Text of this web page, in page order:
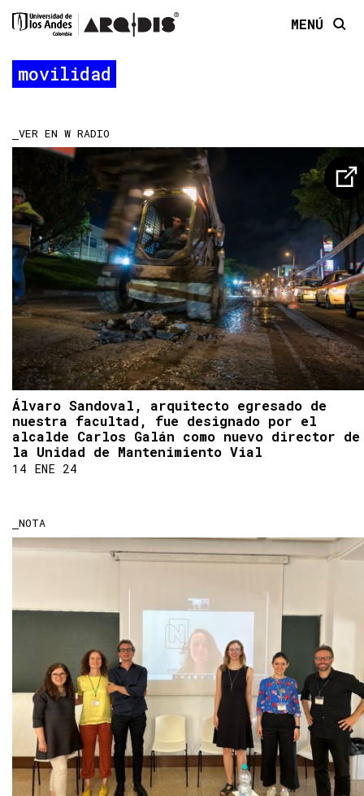
MENÚ
movilidad
VER EN W RADIO
Álvaro Sandoval, arquitecto egresado de
nuestra facultad, fue designado por el
alcalde Carlos Galán como nuevo director de
la Unidad de Mantenimiento Vial
14 ENE 24
NOTA